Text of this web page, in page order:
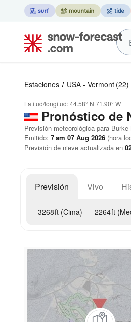
Estaciones USA - Vermont (22)
Latitud/longitud:44.58° N 71.90° W
Pronóstico de
Previsión meteorológica para Burke
Emitido: 7 am 07 Aug 2026 (hora
Previsión de nieve actualizada en
Previsión Vivo
3268ft (Cima) 2264ft